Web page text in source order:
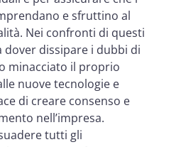
e sfruttino al
Nei confronti di questi
dover dissipare i dubbi di
minacciato il proprio
nuove tecnologie e
di creare consenso e
nell’impresa.
tutti gli